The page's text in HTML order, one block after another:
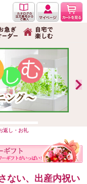
返し・お礼
ない、出産内祝い